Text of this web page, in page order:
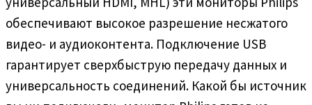
обеспечивают высокое разрешение несжатого
видео- и аудиоконтента. Подключение USB
гарантирует сверхбыструю передачу данных и
универсальность соединений. Какой бы источник